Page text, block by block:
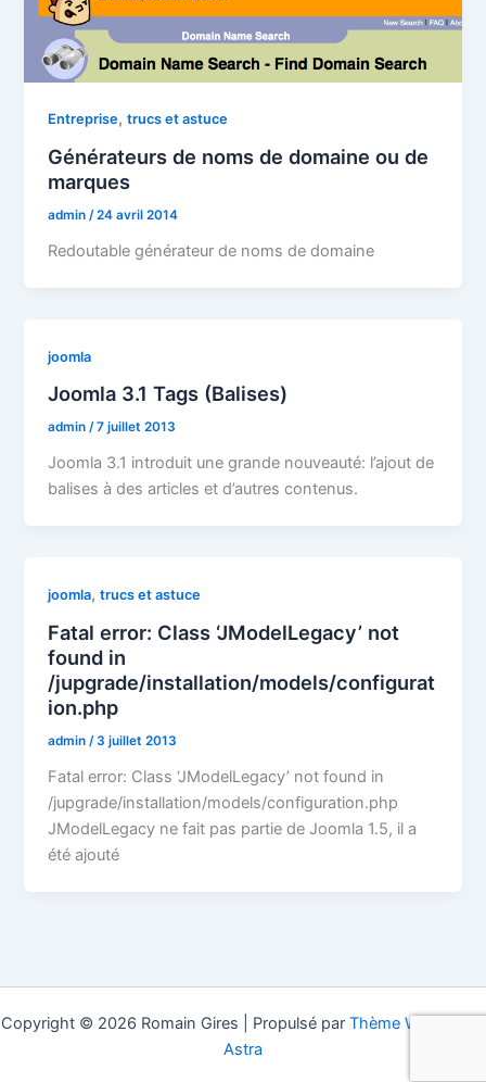
Entreprise,trucs et astuce
Générateurs de noms de domaine ou de
marques
admin/24 avril 2014
Redoutable générateur de noms de domaine
joomla
Joomla 3.1 Tags (Balises)
admin/7 juillet 2013
Joomla 3.1 introduit une grande nouveauté: l’ajout de
balises à des articles et d’autres contenus.
joomla,trucs et astuce
Fatal error: Class ‘JModelLegacy’ not
found in
/jupgrade/installation/models/configurat
ion.php
admin /3 juillet 2013
Fatal error: Class ‘JModelLegacy’ not found in
/jupgrade/installation/models/configuration.php
JModelLegacy ne fait pas partie de Joomla 1.5, il a
été ajouté
Copyright © 2026 Romain Gires | Propulsé par Thème WordPress
Astra